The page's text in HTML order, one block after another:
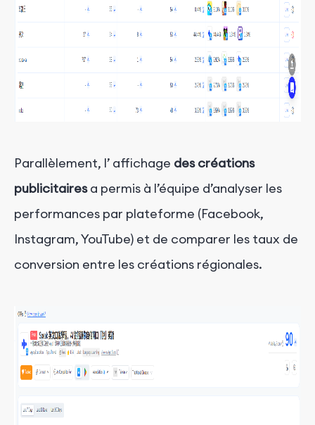
Parallèlement, l’ affichage des créations
publicitaires a permis à l’équipe d’analyser les
performances par plateforme (Facebook,
Instagram, YouTube) et de comparer les taux de
conversion entre les créations régionales.